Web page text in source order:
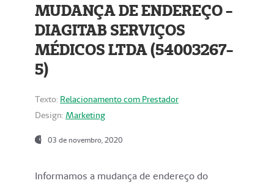
MUDANÇA DE ENDEREÇO -
DIAGITAB SERVIÇOS
MÉDICOS LTDA (54003267-
5)
Texto: Relacionamento com Prestador
Design: Marketing
03 de novembro, 2020
Informamos a mudança de endereço do